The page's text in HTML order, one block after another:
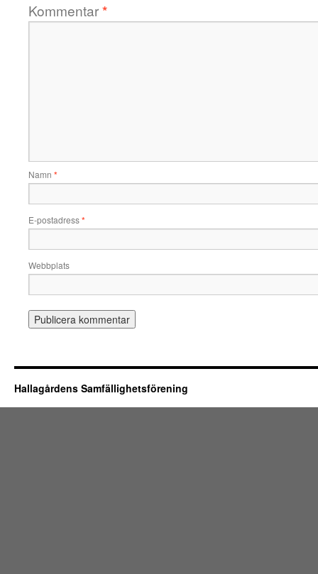
Kommentar*
Namn *
E-postadress*
Webbplats
Hallagårdens Samfällighetsförening